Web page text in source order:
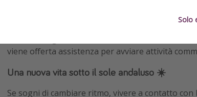
Holapueblo,
viene offerta assistenza per avviare attività
Una nuova vita sotto il sole andaluso ☀️
Se sogni di cambiare ritmo, vivere a contatto
Solo